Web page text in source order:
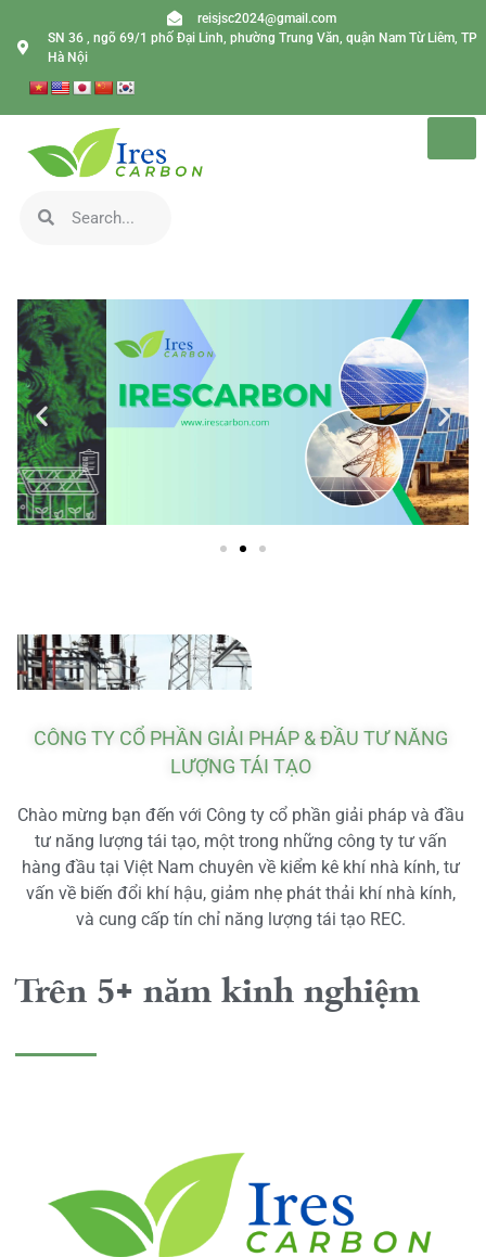
reisjsc2024@gmail.com
SN 36 , ngõ 69/1 phố Đại Linh, phường Trung Văn, quận Nam Từ Liêm, TP
Hà Nội
CÔNG TY CỔ PHẦN GIẢI PHÁP & ĐẦU TƯ NĂNG
LƯỢNG TÁI TẠO
Chào mừng bạn đến với Công ty cổ phần giải pháp và đầu
tư năng lượng tái tạo, một trong những công ty tư vấn
hàng đầu tại Việt Nam chuyên về kiểm kê khí nhà kính, tư
vấn về biến đổi khí hậu, giảm nhẹ phát thải khí nhà kính,
và cung cấp tín chỉ năng lượng tái tạo REC.
Trên 5+ năm kinh nghiệm